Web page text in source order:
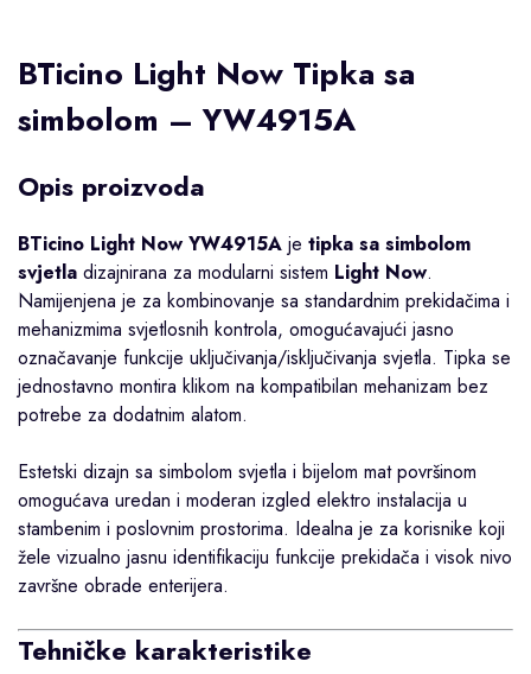
BTicino Light Now Tipka sa
simbolom – YW4915A
Opis proizvoda
BTicino Light Now YW4915A je tipka sa simbolom
svjetla dizajnirana za modularni sistem Light Now.
Namijenjena je za kombinovanje sa standardnim prekidačima i
mehanizmima svjetlosnih kontrola, omogućavajući jasno
označavanje funkcije uključivanja/isključivanja svjetla. Tipka se
jednostavno montira klikom na kompatibilan mehanizam bez
potrebe za dodatnim alatom.
Estetski dizajn sa simbolom svjetla i bijelom mat površinom
omogućava uredan i moderan izgled elektro instalacija u
stambenim i poslovnim prostorima. Idealna je za korisnike koji
žele vizualno jasnu identifikaciju funkcije prekidača i visok nivo
završne obrade enterijera.
Tehničke karakteristike